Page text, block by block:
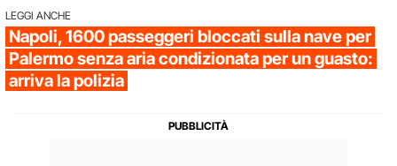
LEGGI ANCHE
Napoli, 1600 passeggeri bloccati sulla nave per
Palermo senza aria condizionata per un guasto:
arriva la polizia